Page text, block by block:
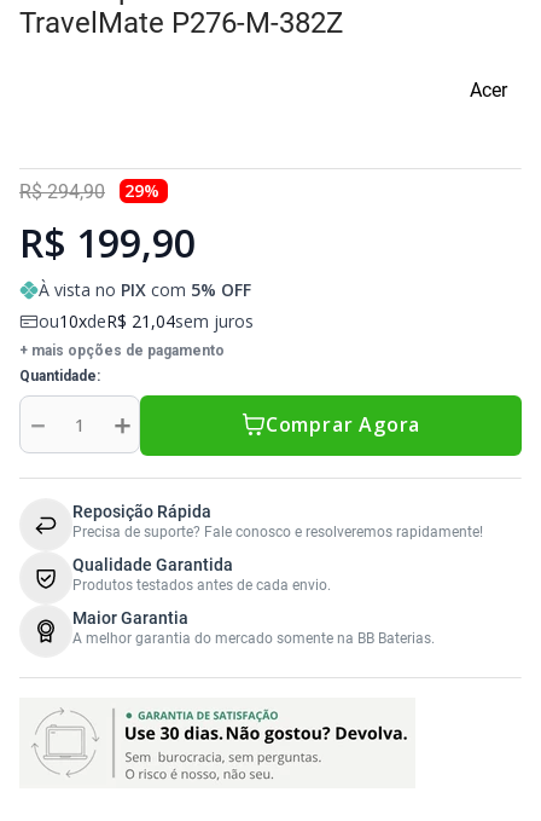
Sony Vaio
Sony Vaio
Caddy para SSD
TravelMate P276-M-382Z
Acer
R$ 294,90 29%
R$ 199,90
À vista no PIX com 5% OFF
ou10 deR$ 21 ,04sem juros
+ mais opções de pagamento
Quantidade
＋
－ Comprar Agora
Reposição Rápida
Precisa de suporte? Fale conosco e resolveremos rapidamente!
Qualidade Garantida
Produtos testados antes de cada envio.
Maior Garantia
A melhor garantia do mercado somente na BB Baterias.